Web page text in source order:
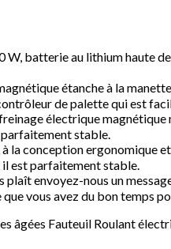
batterie au lithium haute
étanche à la
de palette qui est
électrique
stable.
conception ergonomique
il est parfaitement stable.
envoyez-nous un
vous avez du bon temps
Fauteuil Roulant